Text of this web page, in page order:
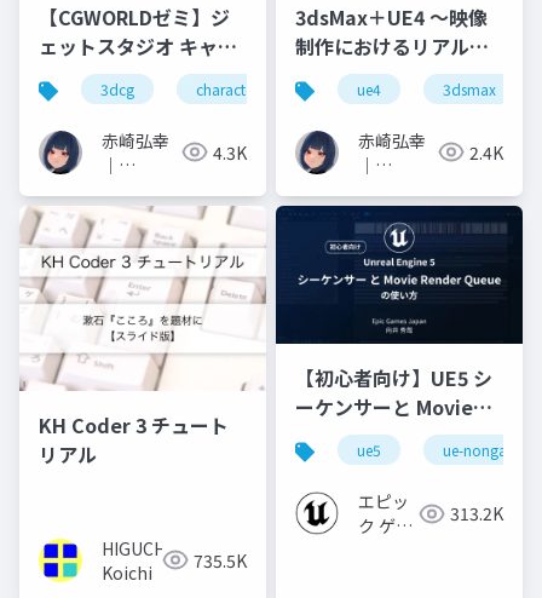
【CGWORLDゼミ】ジ
ェットスタジオ キャラ
メイクセミナー
3dcg character
赤崎弘幸
｜
Akasaki
4.3K
3dsMax＋UE4 ～映像
制作におけるリアルタ
イムエンジンの活用～
ue4 3dsmax
赤崎弘幸
｜
Akasaki
2.4K
KH Coder 3 チュート
リアル
HIGUCHI
Koichi
735.5K
【初心者向け】UE5 シ
ーケンサーと Movie
Render Queue の使い
方【Cinematic Dive
2023】
ue5 ue-nongame
エピッ
ク ゲー
313.2K